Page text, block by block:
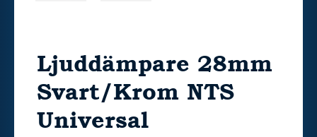
Ljuddämpare 28mm
Svart/Krom NTS
Universal